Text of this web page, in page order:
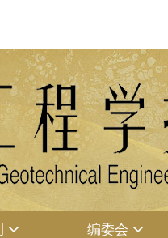
编委会